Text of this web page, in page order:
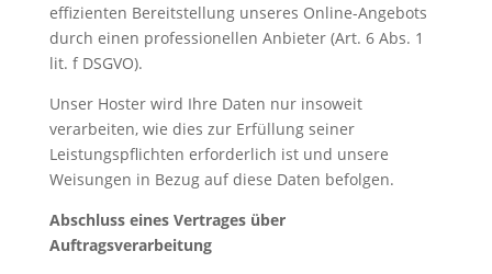
effizienten Bereitstellung unseres Online-Angebots
durch einen professionellen Anbieter (Art. 6 Abs. 1
lit. f DSGVO).
Unser Hoster wird Ihre Daten nur insoweit
verarbeiten, wie dies zur Erfüllung seiner
Leistungspflichten erforderlich ist und unsere
Weisungen in Bezug auf diese Daten befolgen.
Abschluss eines Vertrages über
Auftragsverarbeitung